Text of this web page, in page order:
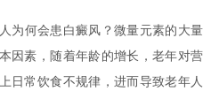
为何会患白癜风？ 微量元素的大量
因素，随着年龄的增长，老年对营
日常饮食不规律，进而导致老年人